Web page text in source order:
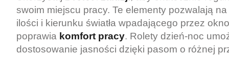
swoim miejscu pracy. Te elementy pozwalają
ilości i kierunku światła wpadającego przez
poprawia komfort pracy. Rolety dzień-noc
dostosowanie jasności dzięki pasom o różnej